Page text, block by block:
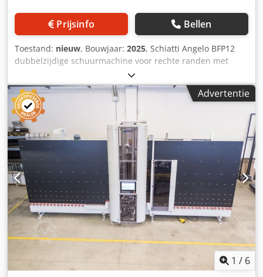
Prijsinfo Bellen
Toestand: nieuw, Bouwjaar: 2025, Schiatti Angelo BFP12
dubbelzijdige schuurmachine voor rechte randen met
zoom Maximaal. werkbreedte: 1.300 - 4.500 mm
Verkoopautomaten kunnen flexibel worden ingericht: 5 / 6
/ 8 / 9 / 10 / 11 spindels - Glasdikte 3-35 mm - Minimale
werkbreedte 160 mm Codpjwd Hbijfx Aqpsha - Maximaal
laadgewicht 480 kg - Automatische dikteaanpassing via
PLC-besturing - Opvangbak voor afvalwater - Incl.
afbuigstations
Advertentie
1 / 6